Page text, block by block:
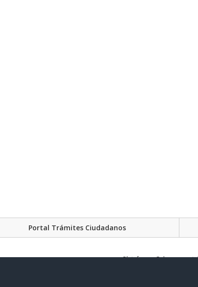
Portal Trámites Ciudadanos
Plataforma